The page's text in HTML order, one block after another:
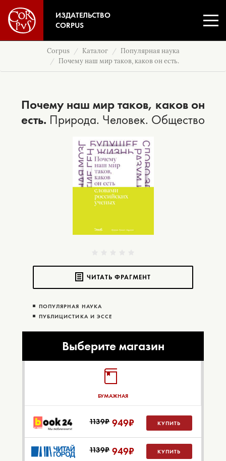
ИЗДАТЕЛЬСТВО
CORPUS
Corpus Каталог
Популярная наука
Почему наш мир таков, каков он есть.
Почему наш мир таков, каков он
есть. Природа. Человек. Общество
ЧИТАТЬ ФРАГМЕНТ
ПОПУЛЯРНАЯ НАУКА
ПУБЛИЦИСТИКА И ЭССЕ
Выберите магазин
БУМАЖНАЯ
1139₽ 949₽ КУПИТЬ
1139₽ 949₽ КУПИТЬ